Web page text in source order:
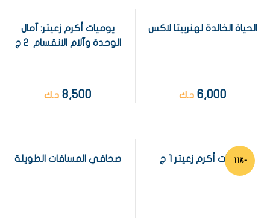
الحياة الخالدة لهنرييتا لاكس
6,000 د.ك
يوميات أكرم زعيتر: آمال
الوحدة وآلام الانقسام 2 ج
8,500 د.ك
-11%يوميات أكرم زعيتر 1 ج صحافي المسافات الطويلة